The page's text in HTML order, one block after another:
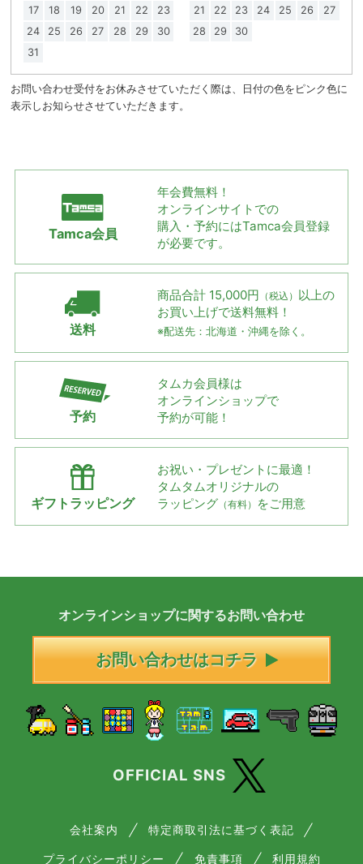
17
18 19 20 21 22
23
24
25 26 27 28 29
30
31
21
22 23 24 25 26
27
28
29 30
お問い合わせ受付をお休みさせていただく際は、日付の色をピンク色に
表示しお知らせさせていただきます。
Tamca会員
年会費無料！
オンラインサイトでの
購入・予約にはTamca会員登録
が必要です。
送料
商品合計 15,000円 （税込） 以上の
お買い上げで送料無料！
※配送先：北海道・沖縄を除く。
予約
タムカ会員様は
オンラインショップで
予約が可能！
ギフトラッピング
お祝い・プレゼントに最適！
タムタムオリジナルの
ラッピング （有料） をご用意
オンラインショップに関するお問い合わせ
お問い合わせはコチラ
OFFICIAL SNS
会社案内 特定商取引法に基づく表記
プライバシーポリシー 免責事項 利用規約